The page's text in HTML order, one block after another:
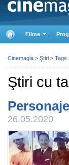
Filme
Ştiri cu
26.05.2020
Cinemagia > Ştiri > Tags